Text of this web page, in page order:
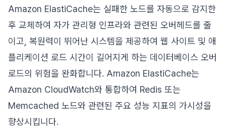
Amazon ElastiCache는 실패한 노드를 자동으로 감지한
후 교체하여 자가 관리형 인프라와 관련된 오버헤드를 줄
이고, 복원력이 뛰어난 시스템을 제공하여 웹 사이트 및 애
플리케이션 로드 시간이 길어지게 하는 데이터베이스 오버
로드의 위험을 완화합니다. Amazon ElastiCache는
Amazon CloudWatch와 통합하여 Redis 또는
Memcached 노드와 관련된 주요 성능 지표의 가시성을
향상시킵니다.